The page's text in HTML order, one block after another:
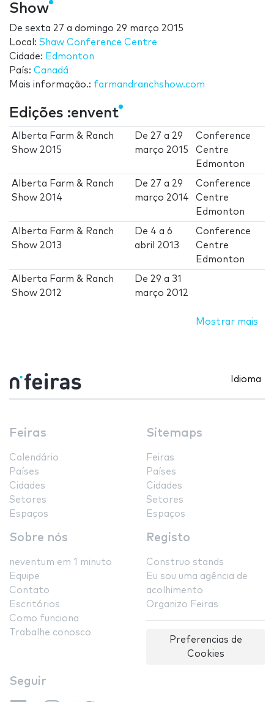
Show
De sexta 27 a domingo 29 março 2015
Local: Shaw Conference Centre
Cidade: Edmonton
País: Canadá
Mais informação.: farmandranchshow.com
Edições :envent
Alberta Farm & Ranch
Show 2015
De 27 a 29
março 2015
Conference
Centre
Edmonton
Alberta Farm & Ranch
Show 2014
De 27 a 29
março 2014
Conference
Centre
Edmonton
Alberta Farm & Ranch
Show 2013
De 4 a6
abril 2013
Conference
Centre
Edmonton
Alberta Farm & Ranch
Show 2012
De 29 a 31
março 2012
Mostrar mais
Idioma
Feiras
Calendário
Países
Cidades
Setores
Espaços
Sitemaps
Feiras
Países
Cidades
Setores
Espaços
Sobre nós
neventum em 1 minuto
Equipe
Contato
Escritórios
Como funciona
Trabalhe conosco
Registo
Construo stands
Eu sou uma agência de
acolhimento
Organizo Feiras
Preferencias de
Cookies
Seguir